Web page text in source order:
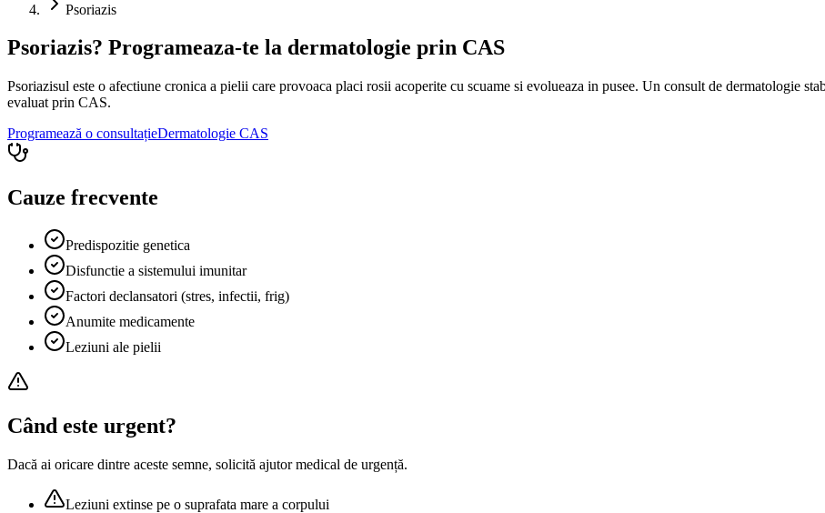
Psoriazis
Psoriazis? Programeaza-te la dermatologie prin CAS
Psoriazisul este o afectiune cronica a pielii care provoaca placi rosii acoperite cu scuame si evolueaza in pusee. Un consult de dermatologie
evaluat prin CAS.
Programează o consultațieDermatologie CAS
Cauze frecvente
Predispozitie genetica
Disfunctie a sistemului imunitar
Factori declansatori (stres, infectii, frig)
Anumite medicamente
Leziuni ale pielii
Când este urgent?
Dacă ai oricare dintre aceste semne, solicită ajutor medical de urgență.
Leziuni extinse pe o suprafata mare a corpului